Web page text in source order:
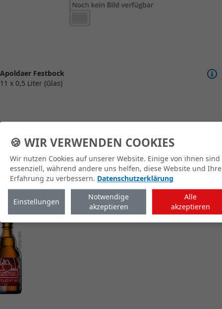
Apoldaer Festbock
11 x 0,5 Liter (Glas)
zum Shop
🍪 WIR VERWENDEN COOKIES
Wir nutzen Cookies auf unserer Website. Einige von ihnen sind
essenziell, während andere uns helfen, diese Website und Ihre
Erfahrung zu verbessern. Datenschutzerklärung
Einstellungen
Notwendige
akzeptieren
Alle
akzeptieren